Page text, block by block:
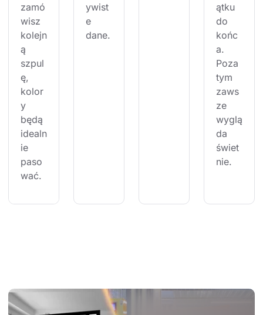
zamó
wisz
kolejn
ą
szpul
ę,
kolor
y
będą
idealn
ie
paso
wać.
ywist
e
dane.
ątku
do
końc
a.
Poza
tym
zaws
ze
wyglą
da
świet
nie.